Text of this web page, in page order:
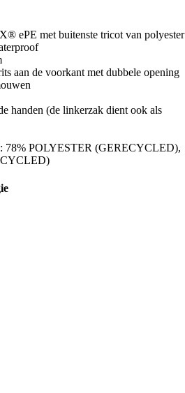
ePE met buitenste tricot van polyester
aan de voorkant met dubbele opening
handen (de linkerzak dient ook als
POLYESTER (GERECYCLED),